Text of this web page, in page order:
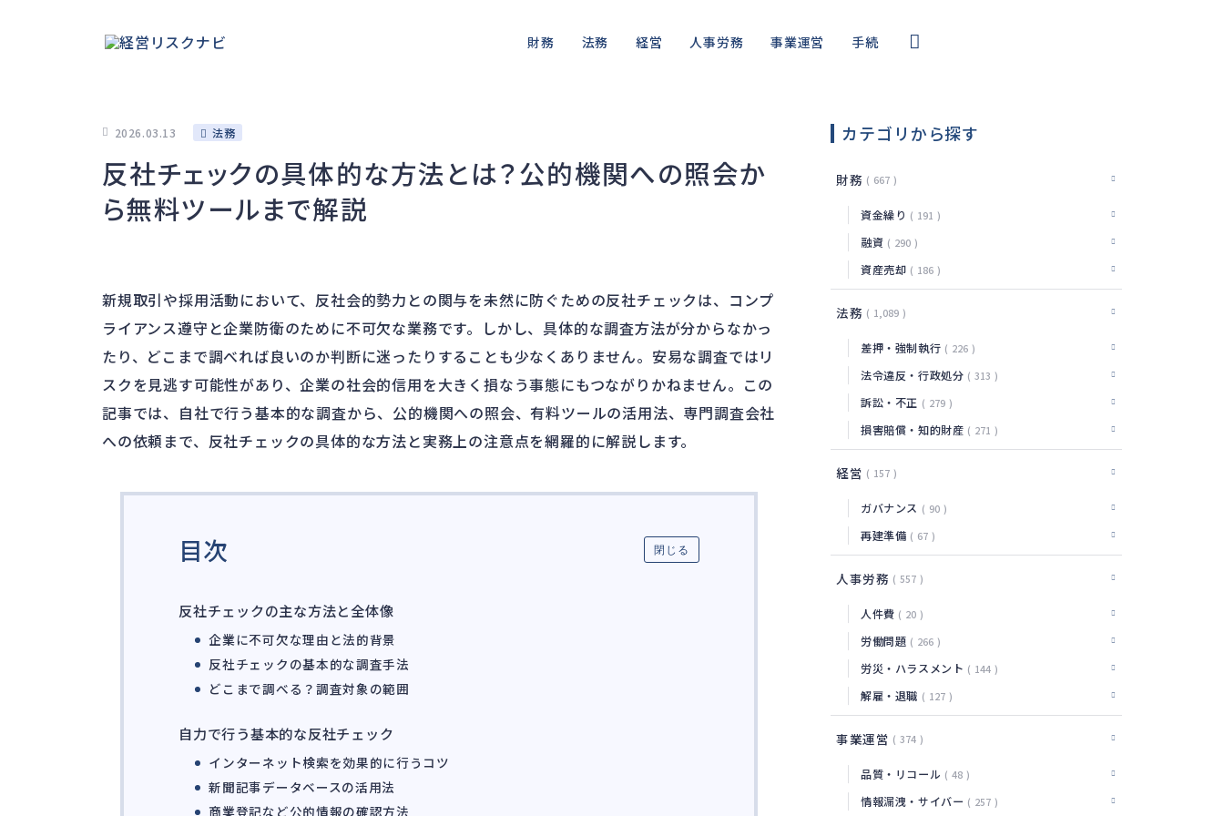
財務
資産売却
法務
訴訟・不正
経営 人事労務
労災・ハラスメント
事業運営
情報漏洩・サイバー
手続
債権者対応
2026.03.13 法務
反社チェックの具体的な方法とは？公的機関への照会か
ら無料ツールまで解説
新規取引や採用活動において、反社会的勢力との関与を未然に防ぐための反社チェックは、コンプ
ライアンス遵守と企業防衛のために不可欠な業務です。しかし、具体的な調査方法が分からなかっ
たり、どこまで調べれば良いのか判断に迷ったりすることも少なくありません。安易な調査ではリ
スクを見逃す可能性があり、企業の社会的信用を大きく損なう事態にもつながりかねません。この
記事では、自社で行う基本的な調査から、公的機関への照会、有料ツールの活用法、専門調査会社
への依頼まで、反社チェックの具体的な方法と実務上の注意点を網羅的に解説します。
閉じる
目次
反社チェックの主な方法と全体像
企業に不可欠な理由と法的背景
反社チェックの基本的な調査手法
どこまで調べる？調査対象の範囲
自力で行う基本的な反社チェック
インターネット検索を効果的に行うコツ
新聞記事データベースの活用法
商業登記など公的情報の確認方法
カテゴリから探す
財務 667
資金繰り 191
融資 290
資産売却 186
法務 1,089
差押・強制執行 226
法令違反・行政処分 313
訴訟・不正 279
損害賠償・知的財産 271
経営 157
ガバナンス 90
再建準備 67
人事労務 557
人件費 20
労働問題 266
労災・ハラスメント 144
解雇・退職 127
事業運営 374
品質・リコール 48
情報漏洩・サイバー 257